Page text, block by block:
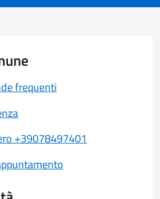
frequenti
+39078497401